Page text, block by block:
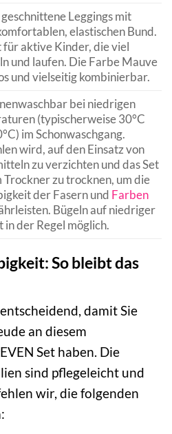
Leggings mit
elastischen Bund.
für aktive Kinder, die viel
und laufen. Die Farbe Mauve
und vielseitig kombinierbar.
bei niedrigen
(typischerweise 30°C
im Schonwaschgang.
wird, auf den Einsatz von
zu verzichten und das Set
Trockner zu trocknen, um die
der Fasern und Farben
Bügeln auf niedriger
in der Regel möglich.
So bleibt das
damit Sie
an diesem
Set haben. Die
sind pflegeleicht und
wir, die folgenden